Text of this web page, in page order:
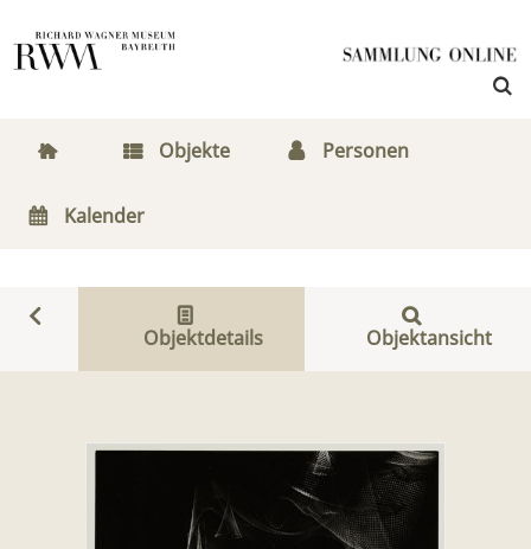
Objekte Personen
Kalender
Objektdetails Objektansicht